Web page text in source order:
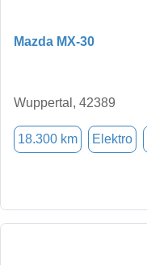
Mazda MX-30
Wuppertal, 42389
18.300 km Elektro